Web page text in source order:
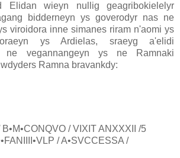
Elidan wieyn nullig geagribokielelyr
bidderneyn ys goverodyr nas ne
viroidora inne simanes riram n'aomi ys
ys Ardielas, sraeyg a'elidi
ne vegannangeyn ys ne Ramnaki
Ramna bravankdy:
B•M•CONQVO / VIXIT ANXXXII /5
/ A•SVCCESSA /